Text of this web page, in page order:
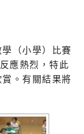
（小學）比賽
應熱烈，特此
。有關結果將